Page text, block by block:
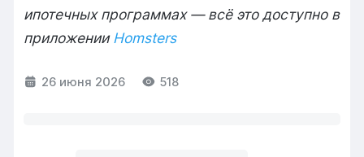
ипотечных программах — всё это доступно в
приложении Homsters
26 июня 2026 518